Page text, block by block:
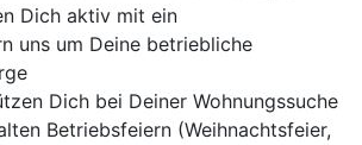
Dich aktiv mit ein
uns um Deine betriebliche
Dich bei Deiner Wohnungssuche
Betriebsfeiern (Weihnachtsfeier,